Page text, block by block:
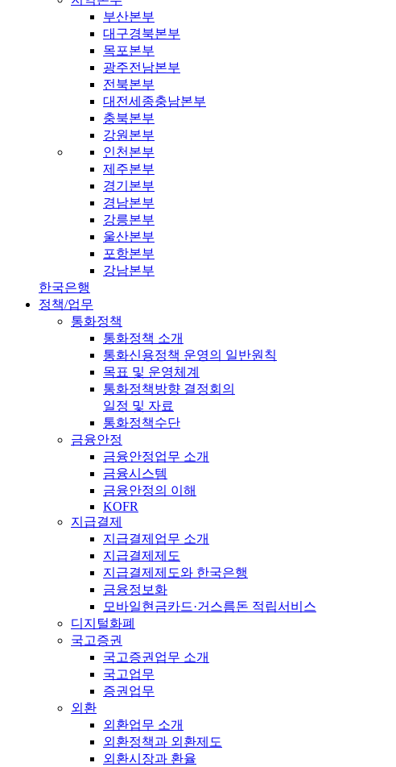
부산본부
대구경북본부
목포본부
광주전남본부
전북본부
대전세종충남본부
충북본부
강원본부
인천본부
제주본부
경기본부
경남본부
강릉본부
울산본부
포항본부
강남본부
한국은행
정책/업무
통화정책
통화정책 소개
통화신용정책 운영의 일반원칙
목표 및 운영체계
통화정책방향 결정회의
일정 및 자료
통화정책수단
금융안정
금융안정업무 소개
금융시스템
금융안정의 이해
KOFR
지급결제
지급결제업무 소개
지급결제제도
지급결제제도와 한국은행
금융정보화
모바일현금카드·거스름돈 적립서비스
디지털화폐
국고증권
국고증권업무 소개
국고업무
증권업무
외환
외환업무 소개
외환정책과 외환제도
외환시장과 환율